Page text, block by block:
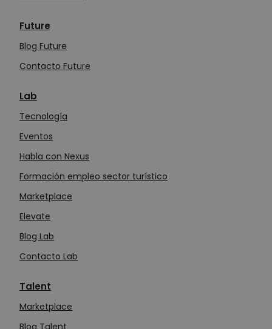
Future
Blog Future
Contacto Future
Lab
Tecnología
Eventos
Habla con Nexus
Formación empleo sector turístico
Marketplace
Elevate
Blog Lab
Contacto Lab
Talent
Marketplace
Blog Talent